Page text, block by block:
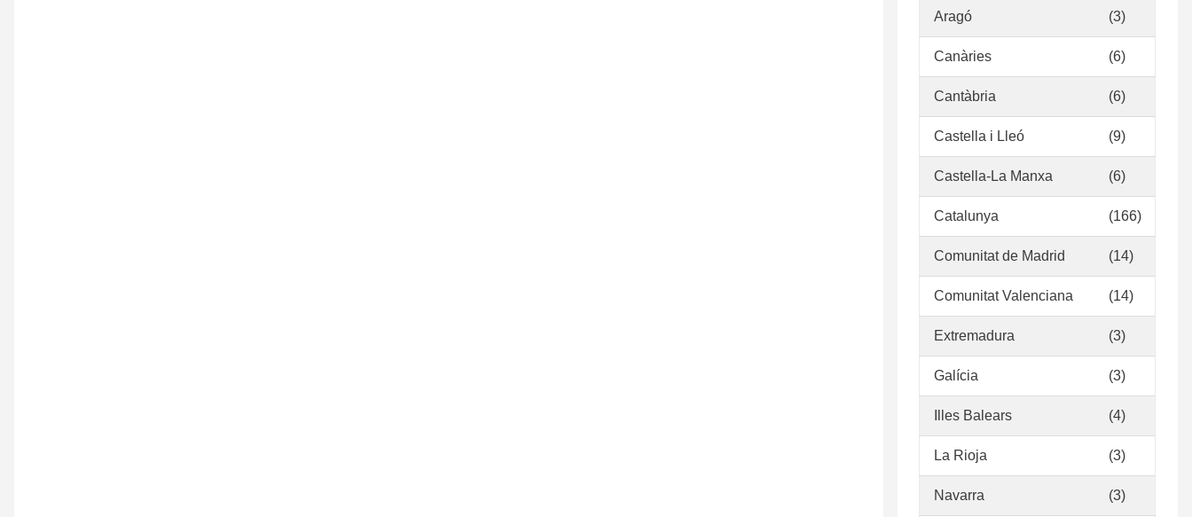
Aragó (3)
Canàries (6)
Cantàbria (6)
Castella i Lleó (9)
Castella-La Manxa (6)
Catalunya (166)
Comunitat de Madrid (14)
Comunitat Valenciana (14)
Extremadura (3)
Galícia (3)
Illes Balears (4)
La Rioja (3)
Navarra (3)